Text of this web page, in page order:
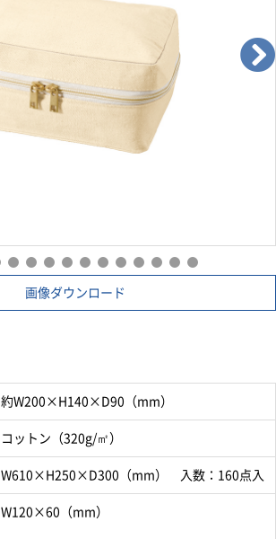
画像ダウンロード
約W200×H140×D90（mm）
コットン（320g/㎡）
W610×H250×D300（mm） 入数：160点入
W120×60（mm）